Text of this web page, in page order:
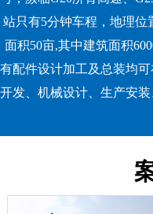
站只有5分钟车程，地理位
面积50亩,其中建筑面积
有配件设计加工及总装均
开发、机械设计、生产安